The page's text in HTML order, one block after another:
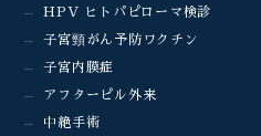
HPV ヒトパピローマ検診
子宮頸がん予防ワクチン
子宮内膜症
アフターピル外来
中絶手術